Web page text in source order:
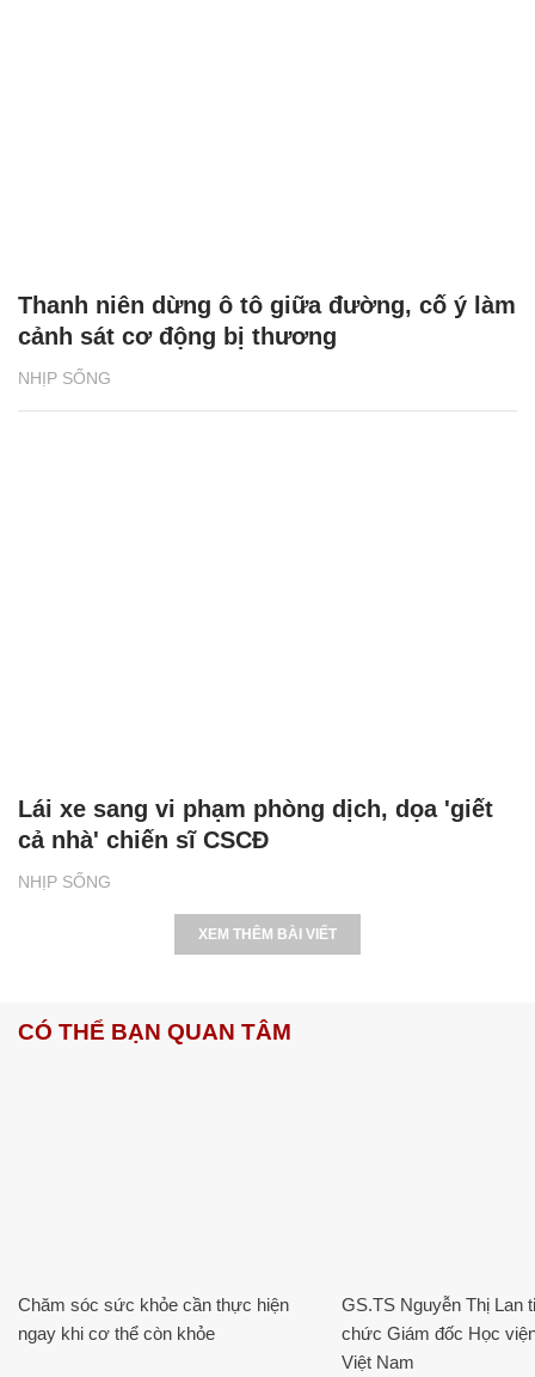
NHỊP SỐNG
Thanh niên dừng ô tô giữa đường, cố ý làm
cảnh sát cơ động bị thương
NHỊP SỐNG
Lái xe sang vi phạm phòng dịch, dọa 'giết
cả nhà' chiến sĩ CSCĐ
XEM THÊM BÀI VIẾT
CÓ THỂ BẠN QUAN TÂM
Chăm sóc sức khỏe cần thực hiện
ngay khi cơ thể còn khỏe
GS.TS Nguyễn Thị Lan
chức Giám đốc Học
Việt Nam